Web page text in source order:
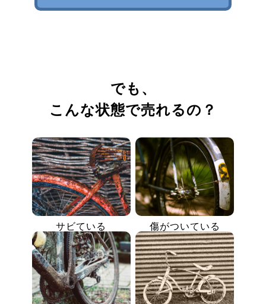
でも、
こんな状態で売れるの？
サビている 傷がついている